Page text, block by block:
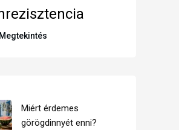
Miért érdemes
görögdinnyét enni?